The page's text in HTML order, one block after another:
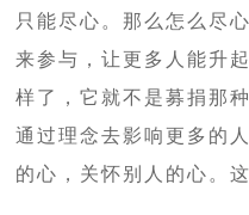
只能尽心。那么怎么尽
来参与，让更多人能升
样了，它就不是募捐那
通过理念去影响更多的
的心，关怀别人的心。